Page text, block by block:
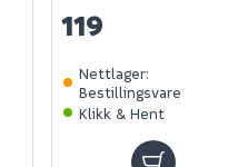
119
Nettlager:
Bestillingsvare
Klikk & Hent